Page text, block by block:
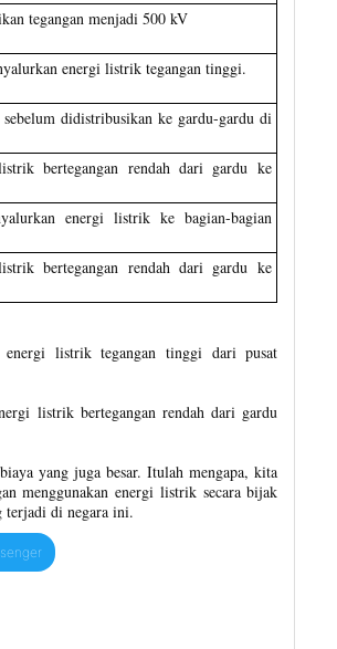
tegangan menjadi 500 kV
energi listrik tegangan tinggi.
didistribusikan ke gardu-gardu di
bertegangan rendah dari gardu ke
energi listrik ke bagian-bagian
bertegangan rendah dari gardu ke
energi listrik tegangan tinggi dari pusat
listrik bertegangan rendah dari gardu
yang juga besar. Itulah mengapa, kita
menggunakan energi listrik secara bijak
terjadi di negara ini.